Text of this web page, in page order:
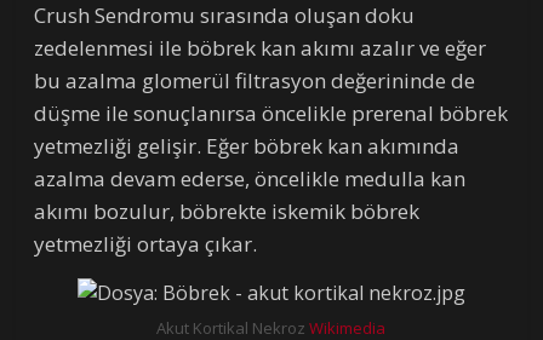
Crush Sendromu sırasında oluşan doku
zedelenmesi ile böbrek kan akımı azalır ve eğer
bu azalma glomerül filtrasyon değerininde de
düşme ile sonuçlanırsa öncelikle prerenal böbrek
yetmezliği gelişir. Eğer böbrek kan akımında
azalma devam ederse, öncelikle medulla kan
akımı bozulur, böbrekte iskemik böbrek
yetmezliği ortaya çıkar.
Akut Kortikal NekrozWikimedia